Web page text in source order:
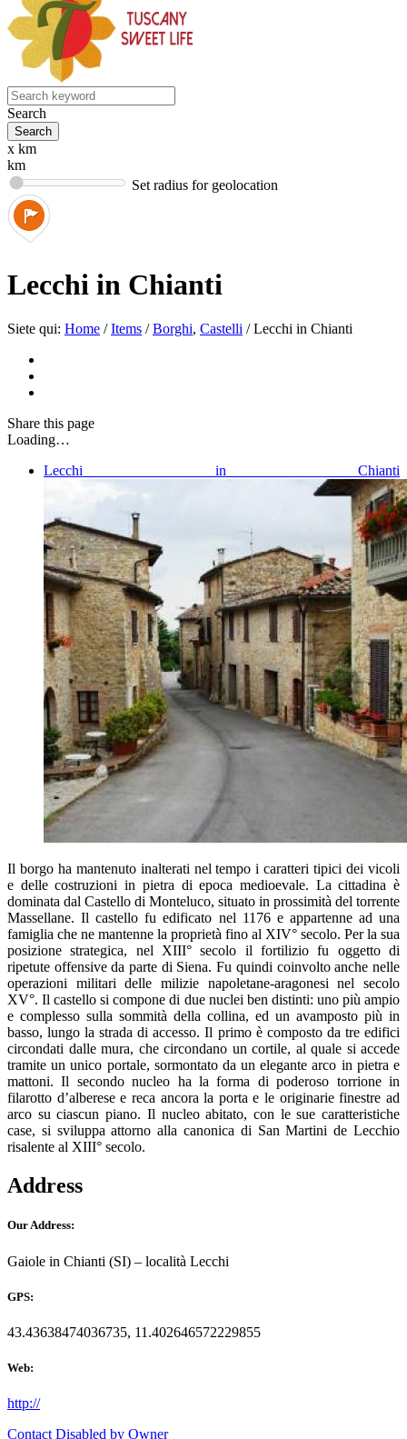
Search
x km
km
Set radius for geolocation
Lecchi in Chianti
Siete qui: Home / Items / Borghi, Castelli / Lecchi in Chianti
Share this page
Loading…
Lecchi in Chianti
Il borgo ha mantenuto inalterati nel tempo i caratteri tipici dei vicoli
e delle costruzioni in pietra di epoca medioevale. La cittadina è
dominata dal Castello di Monteluco, situato in prossimità del torrente
Massellane. Il castello fu edificato nel 1176 e appartenne ad una
famiglia che ne mantenne la proprietà fino al XIV° secolo. Per la sua
posizione strategica, nel XIII° secolo il fortilizio fu oggetto di
ripetute offensive da parte di Siena. Fu quindi coinvolto anche nelle
operazioni militari delle milizie napoletane-aragonesi nel secolo
XV°. Il castello si compone di due nuclei ben distinti: uno più ampio
e complesso sulla sommità della collina, ed un avamposto più in
basso, lungo la strada di accesso. Il primo è composto da tre edifici
circondati dalle mura, che circondano un cortile, al quale si accede
tramite un unico portale, sormontato da un elegante arco in pietra e
mattoni. Il secondo nucleo ha la forma di poderoso torrione in
filarotto d’alberese e reca ancora la porta e le originarie finestre ad
arco su ciascun piano. Il nucleo abitato, con le sue caratteristiche
case, si sviluppa attorno alla canonica di San Martini de Lecchio
risalente al XIII° secolo.
Address
Our Address:
Gaiole in Chianti (SI) – località Lecchi
GPS:
43.43638474036735, 11.402646572229855
Web:
http://
Contact Disabled by Owner